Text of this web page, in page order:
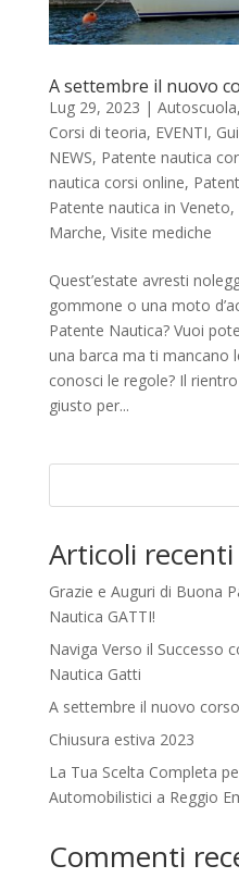
A settembre il nuovo
Lug 29, 2023 | Autoscuola,
Corsi di teoria, EVENTI,
NEWS, Patente nautica
nautica corsi online,
Patente nautica in Veneto,
Marche, Visite mediche
Quest’estate avresti
gommone o una moto
Patente Nautica? Vuoi
una barca ma ti mancano
conosci le regole? Il
giusto per...
Articoli recenti
Grazie e Auguri di Buona
Nautica GATTI!
Naviga Verso il Successo
Nautica Gatti
A settembre il nuovo
Chiusura estiva 2023
La Tua Scelta Completa
Automobilistici a Reggio
Commenti